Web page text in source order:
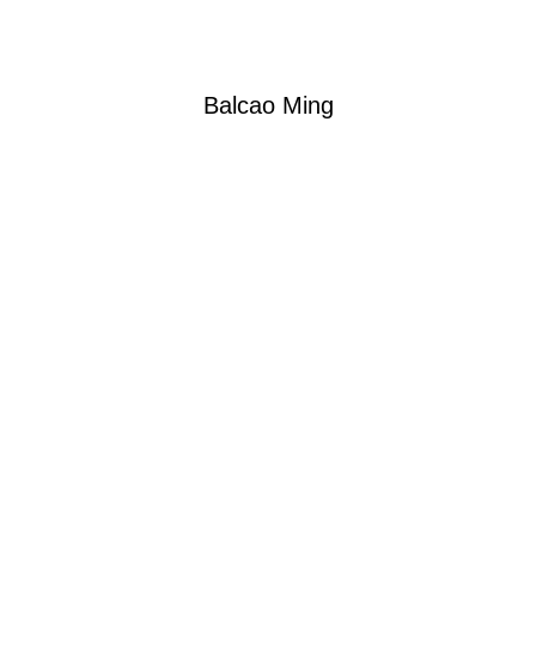
Balcao Ming